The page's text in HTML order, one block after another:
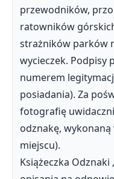
przewodników,
ratowników
strażników parków
wycieczek. Podpisy
numerem
posiadania). Za
fotografię
odznakę,
miejscu).
Książeczka Odznaki